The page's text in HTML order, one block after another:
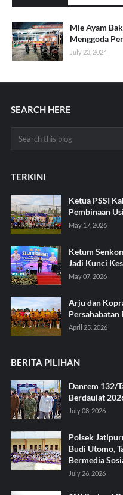
Mie Ayam
Menggoda
July 23, 2024
SEARCH HERE
TERKINI
Ketua PSSI
Pembinaan
May 17, 2026
Ketum
Jadi Kunci
May 07, 2026
Arju dan
Persahabatan
April 25, 2026
BERITA PILIHAN
Danrem 132/
Berdaulat
July 08, 2026
Polsek
Budi Utomo,
Bermedia
July 26, 2026